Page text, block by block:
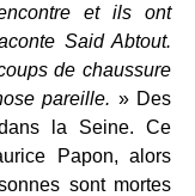
et ils ont
Said Abtout.
de chaussure
pareille. » Des
la Seine. Ce
Papon, alors
sont mortes